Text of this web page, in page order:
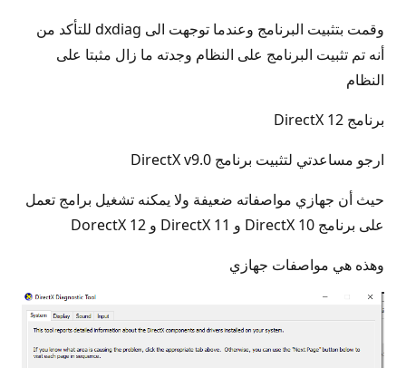
وقمت بتثبيت البرنامج وعندما توجهت الى dxdiag للتأكد من
أنه تم تثبيت البرنامج على النظام وجدته ما زال مثبتا على
النظام
برنامج DirectX 12
ارجو مساعدتي لتثبيت برنامج DirectX v9.0
حيث أن جهازي مواصفاته ضعيفة ولا يمكنه تشغيل برامج تعمل
على برنامج DirectX 10 و DirectX 11 و DorectX 12
وهذه هي مواصفات جهازي